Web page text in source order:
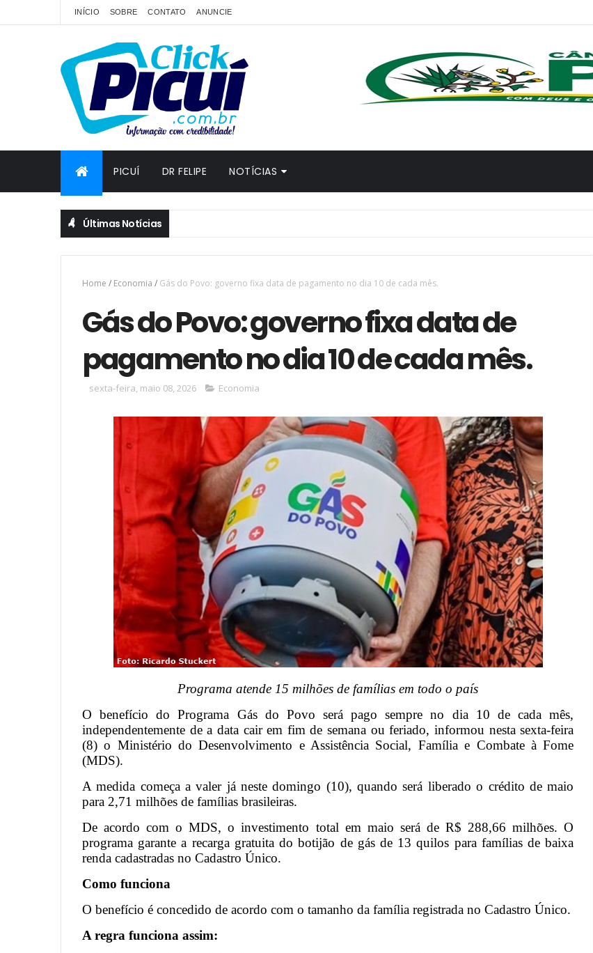
INÍCIO SOBRE CONTATO ANUNCIE
PICUÍ DR FELIPE NOTÍCIAS
Últimas Notícias
Home / Economia / Gás do Povo: governo fixa data de pagamento no dia 10 de cada mês.
Gás do Povo: governo fixa data de
pagamento no dia 10 de cada mês.
sexta-feira, maio 08, 2026 Economia
Programa atende 15 milhões de famílias em todo o país
O benefício do Programa Gás do Povo será pago sempre no dia 10 de cada mês,
independentemente de a data cair em fim de semana ou feriado, informou nesta sexta-feira
(8) o Ministério do Desenvolvimento e Assistência Social, Família e Combate à Fome
(MDS).
A medida começa a valer já neste domingo (10), quando será liberado o crédito de maio
para 2,71 milhões de famílias brasileiras.
De acordo com o MDS, o investimento total em maio será de R$ 288,66 milhões. O
programa garante a recarga gratuita do botijão de gás de 13 quilos para famílias de baixa
renda cadastradas no Cadastro Único.
Como funciona
O benefício é concedido de acordo com o tamanho da família registrada no Cadastro Único.
A regra funciona assim: